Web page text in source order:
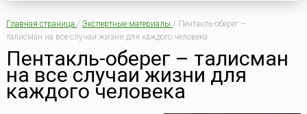
Главная страница / Экспертные материалы / Пентакль-оберег –
талисман на все случаи жизни для каждого человека
Пентакль-оберег – талисман
на все случаи жизни для
каждого человека